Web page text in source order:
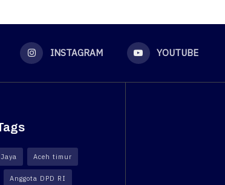
INSTAGRAM YOUTUBE
Aceh timur
Anggota DPD RI